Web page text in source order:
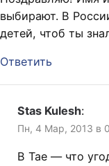
выбирают. В
детей, чтоб ты
Ответить
Stas Kulesh:
Пн, 4 Мар, 2013 в
В Тае — что